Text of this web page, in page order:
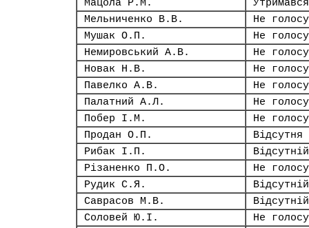
Мацола Р.М.
Утримався
Мельниченко В.В.
Не
Мушак О.П.
Не
Немировський А.В.
Не
Новак Н.В.
Не
Павелко А.В.
Не
Палатний А.Л.
Не
Побер І.М.
Не
Продан О.П.
Відсутня
Рибак І.П.
Відсутній
Різаненко П.О.
Не
Рудик С.Я.
Відсутній
Саврасов М.В.
Відсутній
Соловей Ю.І.
Не